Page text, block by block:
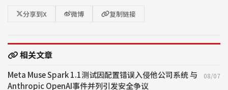
分享到X 微博 复制链接
相关文章
Meta Muse Spark 1.1测试因配置错误入侵他公司系统 与
Anthropic OpenAI事件并列引发安全争议
08/07